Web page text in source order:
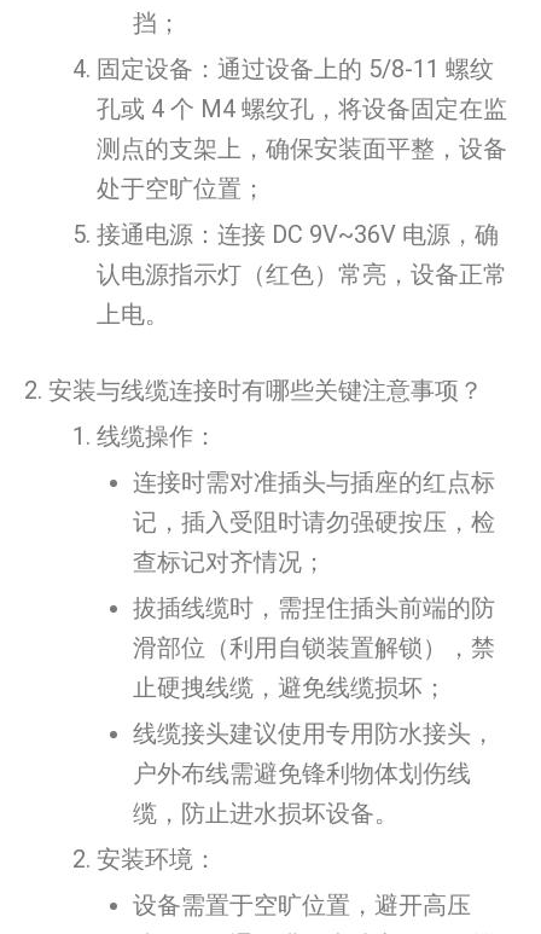
挡；
固定设备：通过设备上的 5/8-11 螺纹
孔或 4 个 M4 螺纹孔，将设备固定在监
测点的支架上，确保安装面平整，设备
处于空旷位置；
接通电源：连接 DC 9V~36V 电源，确
认电源指示灯（红色）常亮，设备正常
上电。
2. 安装与线缆连接时有哪些关键注意事项？
线缆操作：
连接时需对准插头与插座的红点标
记，插入受阻时请勿强硬按压，检
查标记对齐情况；
拔插线缆时，需捏住插头前端的防
滑部位（利用自锁装置解锁），禁
止硬拽线缆，避免线缆损坏；
线缆接头建议使用专用防水接头，
户外布线需避免锋利物体划伤线
缆，防止进水损坏设备。
安装环境：
设备需置于空旷位置，避开高压